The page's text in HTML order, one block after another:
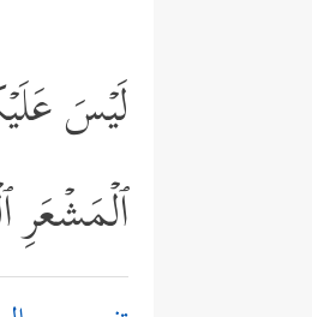
لَیۡسَ
ٱلۡمَشۡعَرِ